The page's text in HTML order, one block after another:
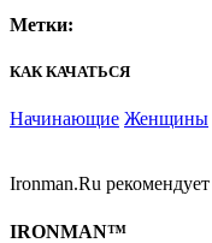
Метки:
КАК КАЧАТЬСЯ
Начинающие Женщины
Ironman.Ru рекомендует
IRONMAN™